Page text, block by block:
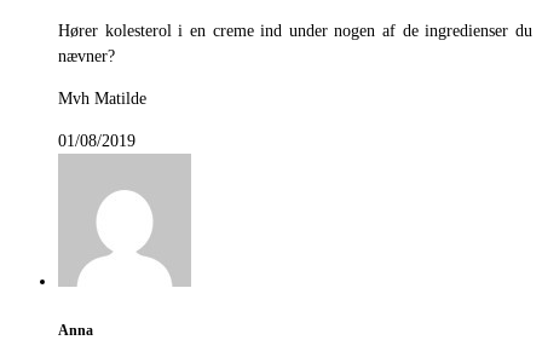
Hører kolesterol i en creme ind under nogen af de ingredienser du
nævner?
Mvh Matilde
01/08/2019
Anna